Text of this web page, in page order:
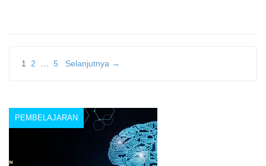
Paginasi
1 2 … 5 Selanjutnya →
PEMBELAJARAN